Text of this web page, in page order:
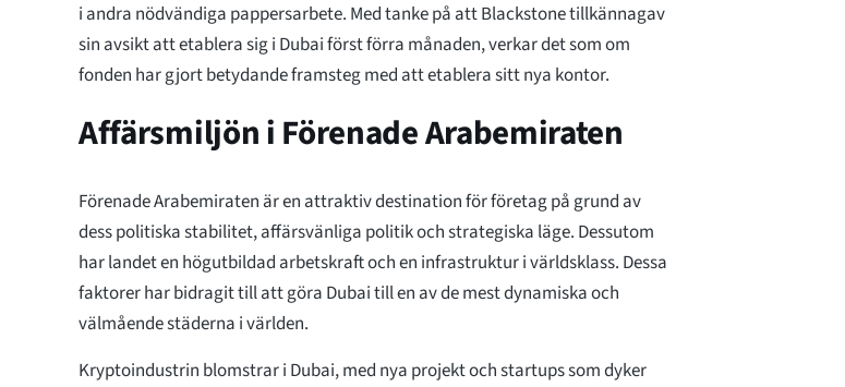
i andra nödvändiga pappersarbete. Med tanke på att Blackstone tillkännagav
sin avsikt att etablera sig i Dubai först förra månaden, verkar det som om
fonden har gjort betydande framsteg med att etablera sitt nya kontor.
Affärsmiljön i Förenade Arabemiraten
Förenade Arabemiraten är en attraktiv destination för företag på grund av
dess politiska stabilitet, affärsvänliga politik och strategiska läge. Dessutom
har landet en högutbildad arbetskraft och en infrastruktur i världsklass. Dessa
faktorer har bidragit till att göra Dubai till en av de mest dynamiska och
välmående städerna i världen.
Kryptoindustrin blomstrar i Dubai, med nya projekt och startups som dyker